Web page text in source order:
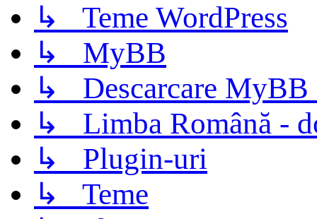
↳ Teme WordPress
↳ MyBB
↳ Descarcare MyBB
↳ Limba Română -
↳ Plugin-uri
↳ Teme